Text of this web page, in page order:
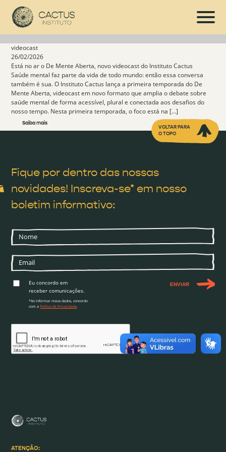
videocast
26/02/2026
Está no ar o De Mente Aberta, novo videocast do Instituto Cactus
Saúde mental faz parte da vida de todo mundo: então essa conversa
também é sua. O Instituto Cactus lança a primeira temporada do De
Mente Aberta, videocast em novo formato que amplia o debate sobre
saúde mental de forma acessível, plural e conectada aos desafios do
nosso tempo. Nesta primeira temporada, o foco está na […]
Saiba mais
VOLTAR PARA
O TOPO
Fique por dentro das nossas
novidades! Inscreva-se* em nosso
boletim informativo:
Eu concordo em
receber comunicações.
*Ao informar meus dados, concordo
com aPolítica de Privacidade.
ENVIAR
ATENÇÃO: